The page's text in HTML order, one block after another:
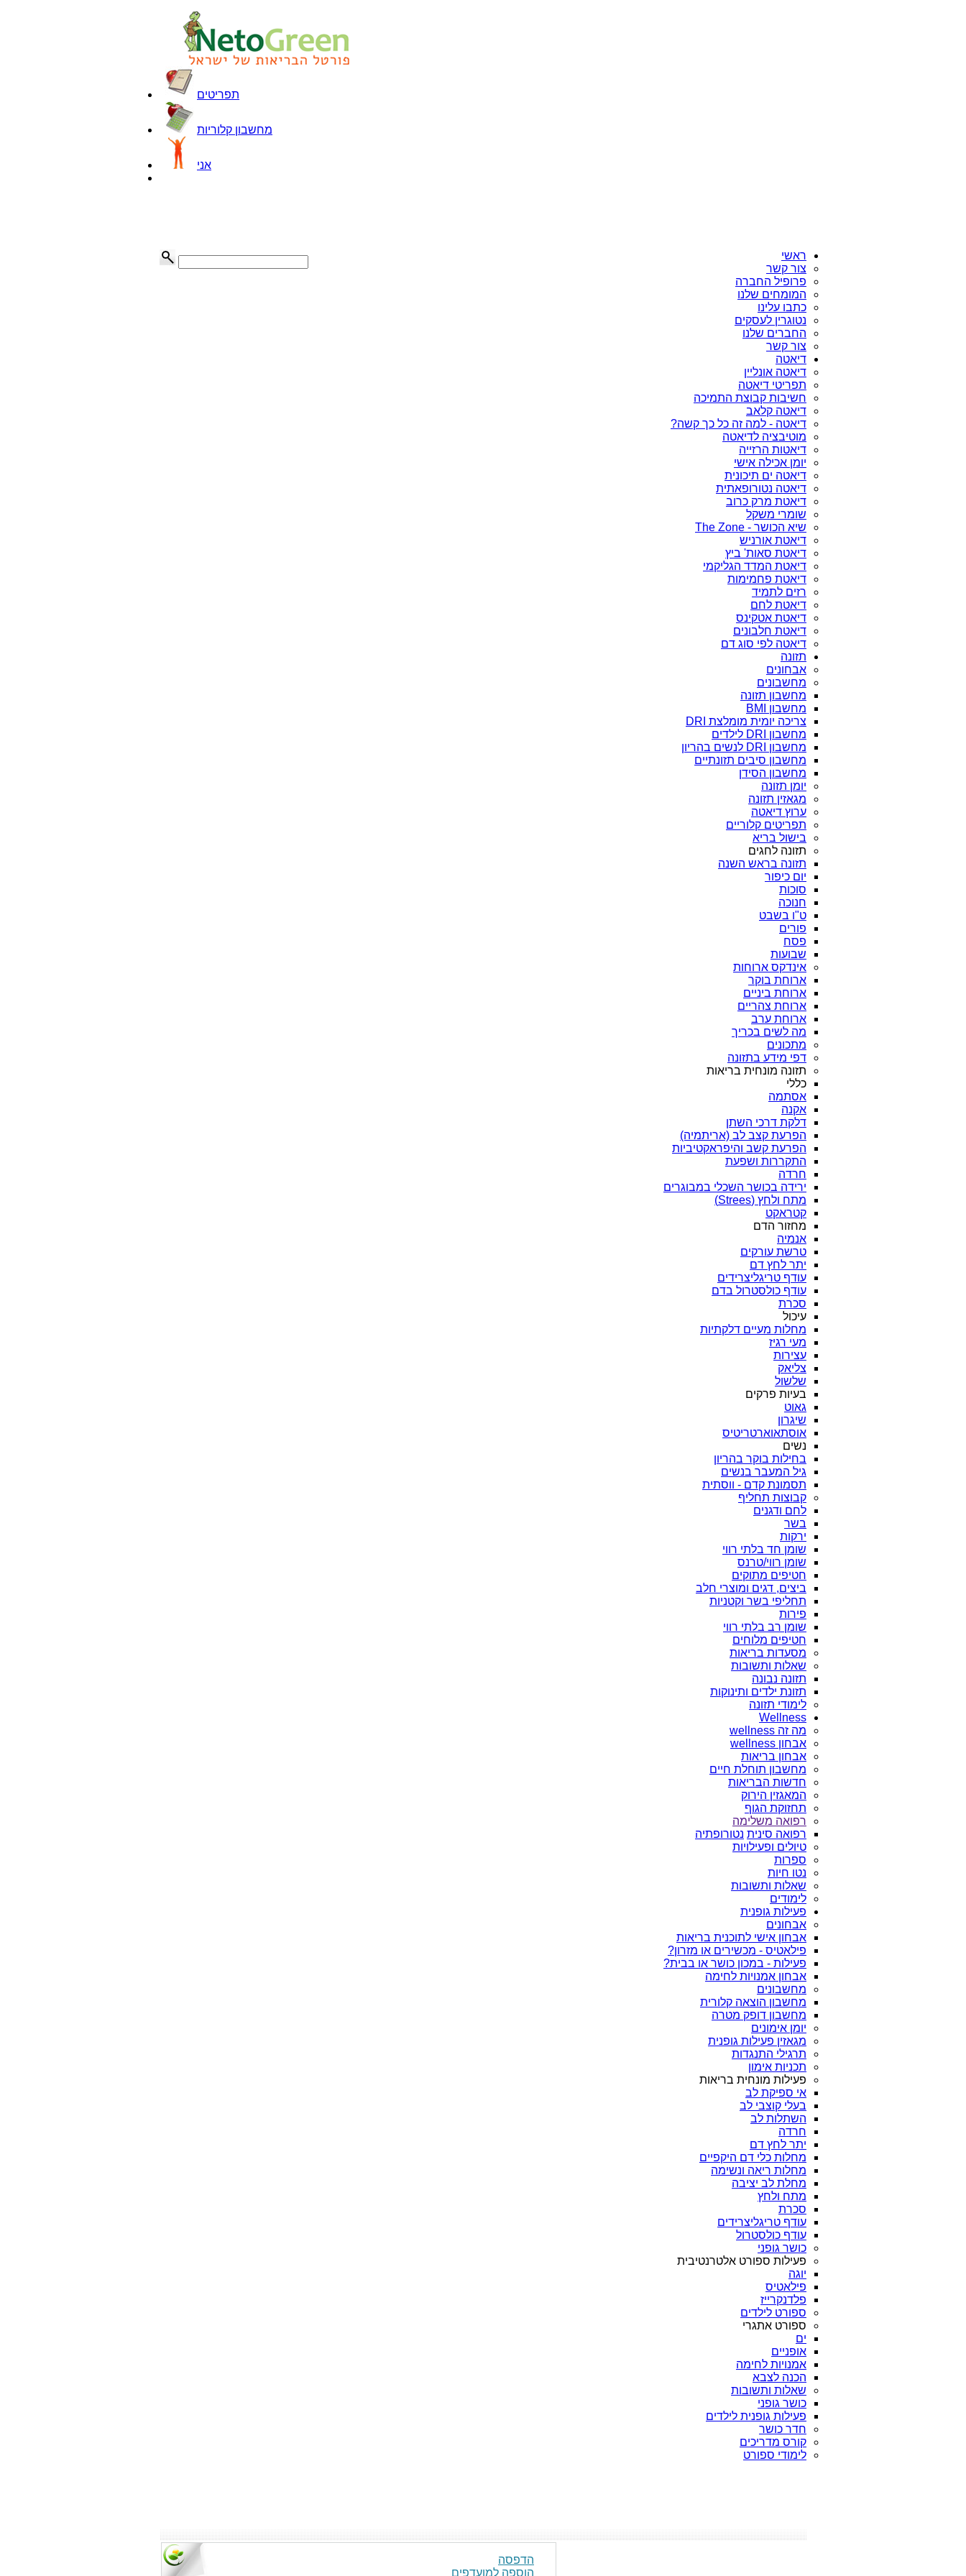
תפריטים
מחשבון קלוריות
אני
ראשי
צור קשר
פרופיל החברה
המומחים שלנו
כתבו עלינו
נטוגרין לעסקים
החברים שלנו
צור קשר
דיאטה
דיאטה אונליין
תפריטי דיאטה
חשיבות קבוצת התמיכה
דיאטה קלאב
דיאטה - למה זה כל כך קשה?
מוטיבציה לדיאטה
דיאטות הרזייה
יומן אכילה אישי
דיאטה ים תיכונית
דיאטה נטורופאתית
דיאטת מרק כרוב
שומרי משקל
שיא הכושר - The Zone
דיאטת אורניש
דיאטת סאות' ביץ
דיאטת המדד הגליקמי
דיאטת פחמימות
רזים לתמיד
דיאטת לחם
דיאטת אטקינס
דיאטת חלבונים
דיאטה לפי סוג דם
תזונה
אבחונים
מחשבונים
מחשבון תזונה
מחשבון BMI
צריכה יומית מומלצת DRI
מחשבון DRI לילדים
מחשבון DRI לנשים בהריון
מחשבון סיבים תזונתיים
מחשבון הסידן
יומן תזונה
מגאזין תזונה
ערוץ דיאטה
תפריטים קלוריים
בישול בריא
תזונה לחגים
תזונה בראש השנה
יום כיפור
סוכות
חנוכה
ט"ו בשבט
פורים
פסח
שבועות
אינדקס ארוחות
ארוחת בוקר
ארוחת ביניים
ארוחת צהריים
ארוחת ערב
מה לשים בכריך
מתכונים
דפי מידע בתזונה
תזונה מונחית בריאות
כללי
אסתמה
אקנה
דלקת דרכי השתן
הפרעת קצב לב (אריתמיה)
הפרעת קשב והיפראקטיביות
התקררות ושפעת
חרדה
ירידה בכושר השכלי במבוגרים
מתח ולחץ (Strees)
קטראקט
מחזור הדם
אנמיה
טרשת עורקים
יתר לחץ דם
עודף טריגליצרידים
עודף כולסטרול בדם
סכרת
עיכול
מחלות מעיים דלקתיות
מעי רגיז
עצירות
צליאק
שלשול
בעיות פרקים
גאוט
שיגרון
אוסתאוארטריטיס
נשים
בחילות בוקר בהריון
גיל המעבר בנשים
תסמונת קדם - ווסתית
קבוצות תחליף
לחם ודגנים
בשר
ירקות
שומן חד בלתי רווי
שומן רווי/טרנס
חטיפים מתוקים
ביצים, דגים ומוצרי חלב
תחליפי בשר וקטניות
פירות
שומן רב בלתי רווי
חטיפים מלוחים
מסעדות בריאות
שאלות ותשובות
תזונה נבונה
תזונת ילדים ותינוקות
לימודי תזונה
Wellness
מה זה wellness
אבחון wellness
אבחון בריאות
מחשבון תוחלת חיים
חדשות הבריאות
המאגזין הירוק
תחזוקת הגוף
רפואה משלימה
רפואה סינית נטורופתיה
טיולים ופעילויות
ספרות
נטו חיות
שאלות ותשובות
לימודים
פעילות גופנית
אבחונים
אבחון אישי לתוכנית בריאות
פילאטיס - מכשירים או מזרון?
פעילות - במכון כושר או בבית?
אבחון אמנויות לחימה
מחשבונים
מחשבון הוצאה קלורית
מחשבון דופק מטרה
יומן אימונים
מגאזין פעילות גופנית
תרגילי התנגדות
תכניות אימון
פעילות מונחית בריאות
אי ספיקת לב
בעלי קוצבי לב
השתלות לב
חרדה
יתר לחץ דם
מחלות כלי דם היקפיים
מחלות ריאה ונשימה
מחלת לב יציבה
מתח ולחץ
סכרת
עודף טריגליצרידים
עודף כולסטרול
כושר גופני
פעילות ספורט אלטרנטיבית
יוגה
פילאטיס
פלדנקרייז
ספורט לילדים
ספורט אתגרי
ים
אופניים
אמנויות לחימה
הכנה לצבא
שאלות ותשובות
כושר גופני
פעילות גופנית לילדים
חדר כושר
קורס מדריכים
לימודי ספורט
הדפסה
הוספה למועדפים